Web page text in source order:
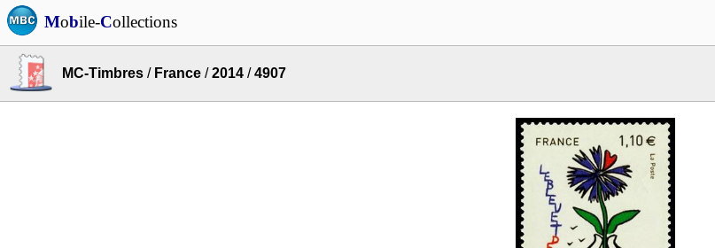
Mobile-Collections
MC-Timbres / France /2014 /4907